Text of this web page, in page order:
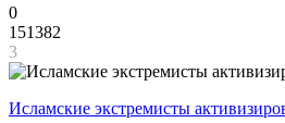
0
151382
3
Исламские экстремисты